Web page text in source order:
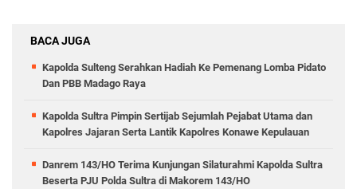
BACA JUGA
Kapolda Sulteng Serahkan Hadiah Ke Pemenang Lomba Pidato
Dan PBB Madago Raya
Kapolda Sultra Pimpin Sertijab Sejumlah Pejabat Utama dan
Kapolres Jajaran Serta Lantik Kapolres Konawe Kepulauan
Danrem 143/HO Terima Kunjungan Silaturahmi Kapolda Sultra
Beserta PJU Polda Sultra di Makorem 143/HO